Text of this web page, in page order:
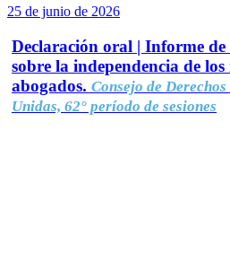
25 de junio de 2026
Declaración oral | Informe
sobre la independencia de
abogados. Consejo de
Unidas, 62° período de sesiones